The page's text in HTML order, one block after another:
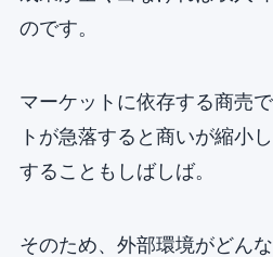
のです。
マーケットに依存する商売
トが急落すると商いが縮小
することもしばしば。
そのため、外部環境がどん